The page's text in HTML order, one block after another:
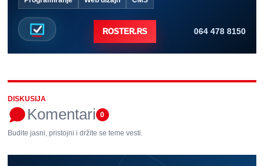
ROSTER.RS 064 478 8150
DISKUSIJA
Komentari 0
Budite jasni, pristojni i držite se teme vesti.